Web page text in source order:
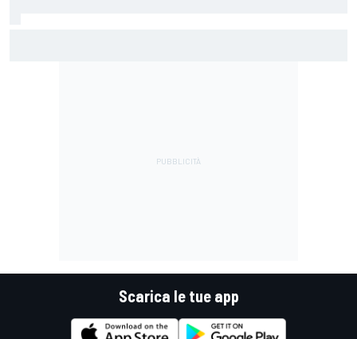
Scarica le tue app